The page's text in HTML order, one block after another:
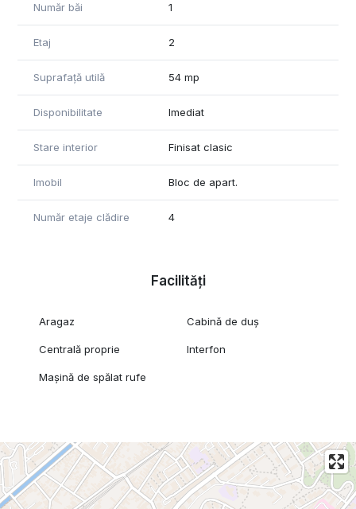
Frigider
Mobilier funcțional și modern
Geamuri termopan, ușă metalică la intrare
Apartamentul oferă confort și intimitate într-o zonă centrală,
dar ferită de agitația cotidiană. Acces facil la mijloace de
transport în comun, magazine, farmacii, restaurante și instituții
universitare.
Pentru mai multe detalii și programări la vizionare, echipa TLB
Număr băi 1
Etaj 2
Suprafață utilă 54 mp
Disponibilitate Imediat
Stare interior Finisat clasic
Imobil Bloc de apart.
Număr etaje clădire 4
Facilități
Aragaz Cabină de duș
Centrală proprie Interfon
Mașină de spălat rufe